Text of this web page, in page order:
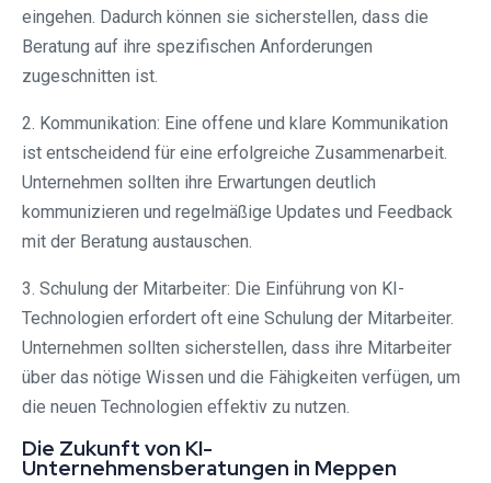
eingehen. Dadurch können sie sicherstellen, dass die
Beratung auf ihre spezifischen Anforderungen
zugeschnitten ist.
2. Kommunikation: Eine offene und klare Kommunikation
ist entscheidend für eine erfolgreiche Zusammenarbeit.
Unternehmen sollten ihre Erwartungen deutlich
kommunizieren und regelmäßige Updates und Feedback
mit der Beratung austauschen.
3. Schulung der Mitarbeiter: Die Einführung von KI-
Technologien erfordert oft eine Schulung der Mitarbeiter.
Unternehmen sollten sicherstellen, dass ihre Mitarbeiter
über das nötige Wissen und die Fähigkeiten verfügen, um
die neuen Technologien effektiv zu nutzen.
Die Zukunft von KI-
Unternehmensberatungen in Meppen